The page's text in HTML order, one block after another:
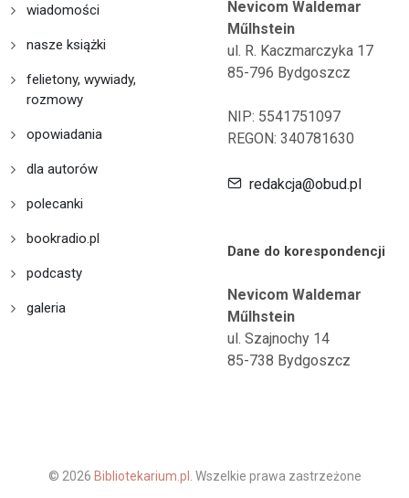
wiadomości
nasze książki
felietony, wywiady,
rozmowy
opowiadania
dla autorów
polecanki
bookradio.pl
podcasty
galeria
Nevicom Waldemar
Műlhstein
ul. R. Kaczmarczyka 17
85-796 Bydgoszcz
NIP: 5541751097
REGON: 340781630
redakcja@obud.pl
Dane do korespondencji
Nevicom Waldemar
Műlhstein
ul. Szajnochy 14
85-738 Bydgoszcz
© 2026 Bibliotekarium.pl. Wszelkie prawa zastrzeżone